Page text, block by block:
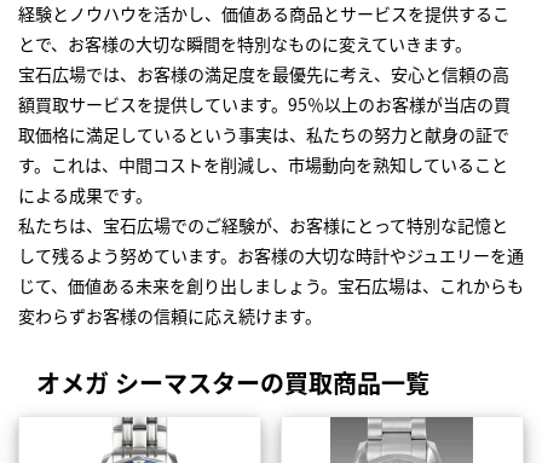
経験とノウハウを活かし、価値ある商品とサービスを提供するこ
とで、お客様の大切な瞬間を特別なものに変えていきます。
宝石広場では、お客様の満足度を最優先に考え、安心と信頼の高
額買取サービスを提供しています。95％以上のお客様が当店の買
取価格に満足しているという事実は、私たちの努力と献身の証で
す。これは、中間コストを削減し、市場動向を熟知していること
による成果です。
私たちは、宝石広場でのご経験が、お客様にとって特別な記憶と
して残るよう努めています。お客様の大切な時計やジュエリーを通
じて、価値ある未来を創り出しましょう。宝石広場は、これからも
変わらずお客様の信頼に応え続けます。
オメガ シーマスターの買取商品一覧